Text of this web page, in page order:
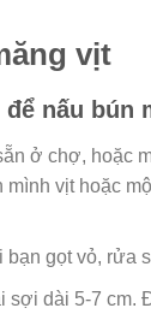
vịt
nấu bún
ở chợ, hoặc
vịt hoặc
gọt vỏ, rửa
sợi dài 5-7 cm.